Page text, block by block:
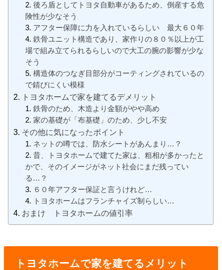
後ろ盾としてトヨタ自動車があるため、倒産する危
険性が少なそう
アフター保障に力を入れているらしい 最大６０年
鉄骨ユニット構造であり、家作りの８０％以上が工
場で組み立てられるらしいので大工の腕の影響が少な
そう
構造体のつなぎ目部分がコーティングされているの
で錆びにくい模様
トヨタホームで家を建てるデメリット
鉄骨のため、木造より金額がやや高め
家の基礎が「布基礎」のため、少し不安
その他に気になったポイント
ネットの噂では、防水シートがあんまり…？
昔、トヨタホームで建てた家は、粗相が多かったと
かで、そのイメージがネット社会にまだ残ってい
る…？
６０年アフター保証と言うけれど…
トヨタホームはフランチャイズ制らしい…
おまけ トヨタホームの値引率
トヨタホームで家を建てるメリット